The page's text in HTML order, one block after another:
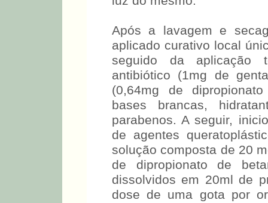
Após a lavagem e
aplicado curativo local
seguido da aplicação
antibiótico (1mg de
(0,64mg de
bases brancas,
parabenos. A seguir,
de agentes
solução composta de 20
de dipropionato de
dissolvidos em 20ml de
dose de uma gota por